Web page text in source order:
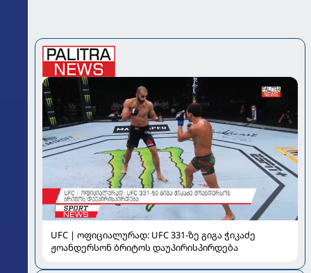
UFC | ოფიციალურად: UFC 331-ზე გიგა ჭიკაძე
ჟოანდერსონ ბრიტოს დაუპირისპირდება